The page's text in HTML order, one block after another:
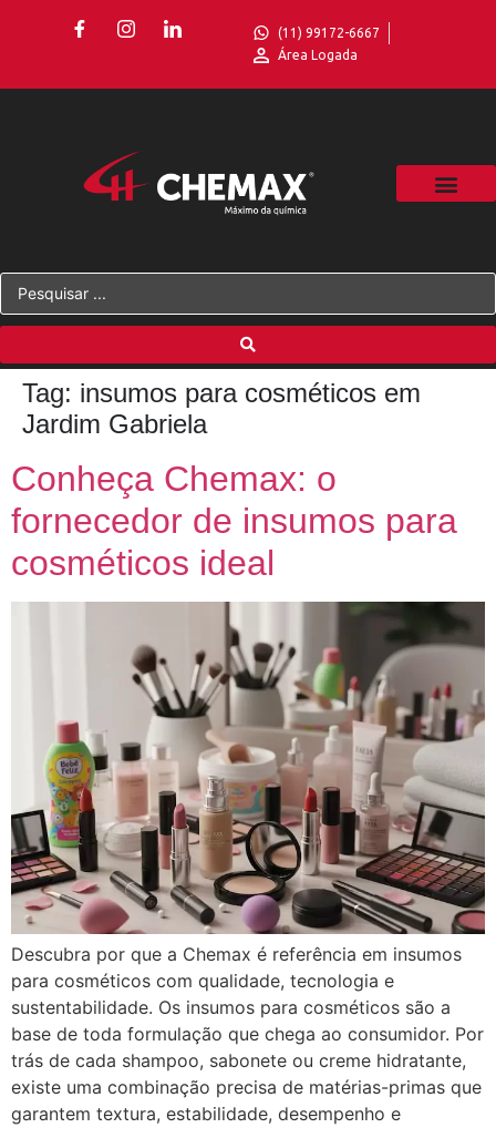
(11) 99172-6667
Área Logada
Tag: insumos para cosméticos em
Jardim Gabriela
Conheça Chemax: o
fornecedor de insumos para
cosméticos ideal
Descubra por que a Chemax é referência em insumos
para cosméticos com qualidade, tecnologia e
sustentabilidade. Os insumos para cosméticos são a
base de toda formulação que chega ao consumidor. Por
trás de cada shampoo, sabonete ou creme hidratante,
existe uma combinação precisa de matérias-primas que
garantem textura, estabilidade, desempenho e